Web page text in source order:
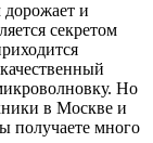
и
секретом
Но
в Москве и
получаете много